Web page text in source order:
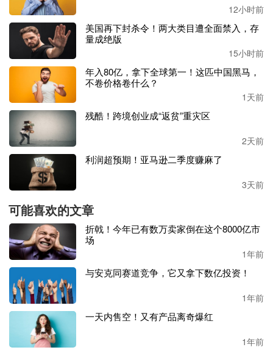
足，或许亚马逊需要的是贷款相关文件。也有卖家表示
建议聘请一位经验丰富的顾问。
事实上，同样因店铺被封而控诉发帖的卖家并不少。网
一期间被封掉的
Brent Wynne也曾发帖称“销售的一款产
品被指控涉嫌虚假版权侵权，提供证明资料后，亚马逊
并未深入调查，账号还是被停用了。”
在卖家们看来，自己确实遭受到了亚马逊的不公正惩
罚。很多时候，即便自己提供了证明文件，但亚马逊也
不会深入调查，而是直接将账号封掉。公司账号被停用
不说，还损失了大批钱财。
与之相对的，确实是不少卖家出现刷单、翻新、虚假商
品等各种违规行为，亚马逊雷霆整顿所致账号被封。
数据显示，仅
11月的前20天，就有约5000个中国卖家店
铺被亚马逊封，即便是年营收过亿元的店铺也未能幸免
于难。本是年终冲业绩的好时候，但很多卖家因为封号
都没法参与，不免让人唏嘘。
同类型的封号事件在卖家中引发诸多讨论。不管账号做
得有多好，体量做得有多大，一旦踩到平台红线，那就
如同大厦将倾，轰然崩塌。另一方面也在凸显一个风
12小时前
美国再下封杀令！两大类目遭全面禁入，存
量成绝版
15小时前
年入80亿，拿下全球第一！这匹中国黑马，
不卷价格卷什么？
1天前
残酷！跨境创业成“返贫”重灾区
2天前
利润超预期！亚马逊二季度赚麻了
3天前
可能喜欢的文章
折戟！今年已有数万卖家倒在这个8000亿市
场
1年前
与安克同赛道竞争，它又拿下数亿投资！
1年前
一天内售空！又有产品离奇爆红
1年前